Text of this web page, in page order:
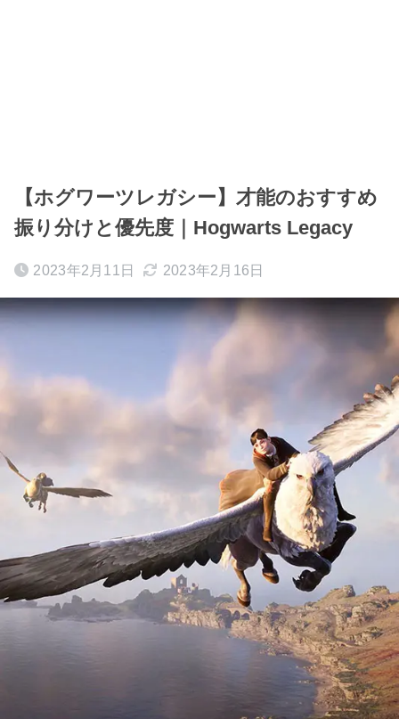
【ホグワーツレガシー】才能のおすすめ
振り分けと優先度｜Hogwarts Legacy
2023年2月11日 2023年2月16日